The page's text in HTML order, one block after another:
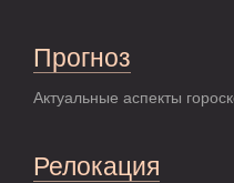
Прогноз
Актуальные аспекты
Релокация